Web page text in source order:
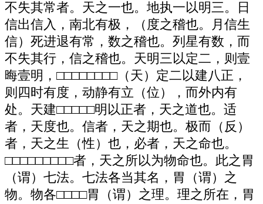
不失其常者。天之一也。地执一以明三。日
信出信入，南北有极，（度之稽也。月信生
信）死进退有常，数之稽也。列星有数，而
不失其行，信之稽也。天明三以定二，则壹
晦壹明，□□□□□□□□（天）定二以建八正，
则四时有度，动静有立（位），而外内有
处。天建□□□□□明以正者，天之道也。适
者，天度也。信者，天之期也。极而（反）
者，天之生（性）也，必者，天之命也。
□□□□□□□□□者，天之所以为物命也。此之胃
（谓）七法。七法各当其名，胃（谓）之
物。物各□□□□胃（谓）之理。理之所在，胃